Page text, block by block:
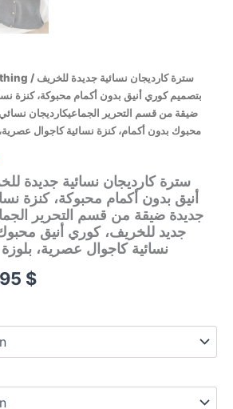
/ سترة كارديجان نسائية جديدة للخريف
بتصميم كوري أنيق بدون أكمام محبوكة، كنزة
ضيقة من قسم التحرير الجماعيكارديجان
محبوك بدون أكمام، كنزة نسائية كاجوال عصرية،
سترة كارديجان نسائية جديدة
أنيق بدون أكمام محبوكة، كنزة
جديدة ضيقة من قسم التحرير
جديد للخريف، كوري أنيق
نسائية كاجوال عصرية، بلوزة
$Price
through
24,95 $